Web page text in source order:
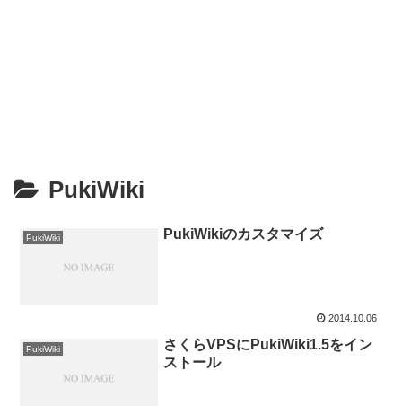
PukiWiki
PukiWiki PukiWikiのカスタマイズ
2014.10.06
PukiWiki
さくらVPSにPukiWiki1.5をイン
ストール